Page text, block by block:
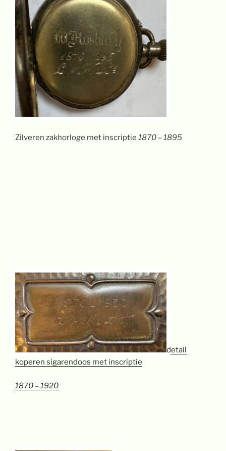
Zilveren zakhorloge met inscriptie 1870 – 1895
detail
koperen sigarendoos met inscriptie
1870 – 1920